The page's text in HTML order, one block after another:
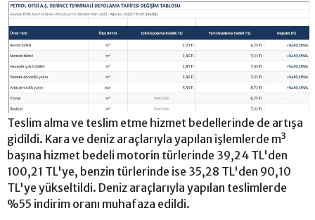
Teslim alma ve teslim etme hizmet bedellerinde de artışa
gidildi. Kara ve deniz araçlarıyla yapılan işlemlerde m³
başına hizmet bedeli motorin türlerinde 39,24 TL'den
100,21 TL'ye, benzin türlerinde ise 35,28 TL'den 90,10
TL'ye yükseltildi. Deniz araçlarıyla yapılan teslimlerde
%55 indirim oranı muhafaza edildi.